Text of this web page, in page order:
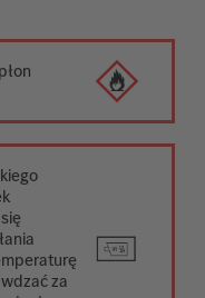
za